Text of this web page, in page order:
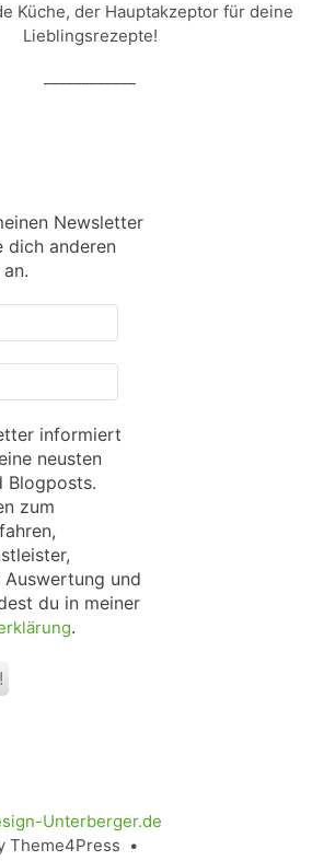
Küche, der Hauptakzeptor für deine
Lieblingsrezepte!
Newsletter
dich anderen
informiert
neusten
Blogposts.
zum
und
du in meiner
.
Unterberger.de
Theme4Press •